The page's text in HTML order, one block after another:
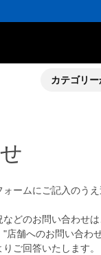
会
会
カテゴリ
ームにご記入のうえ
どのお問い合わせは
店舗へのお問い合わ
ご回答いたします。